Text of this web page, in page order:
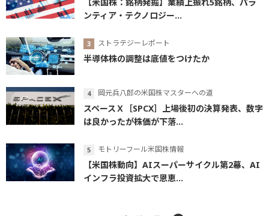
ンティア・テクノロジー...
ストラテジーレポート
半導体株の調整は底値をつけたか
岡元兵八郎の米国株マスターへの道
スペースＸ［SPCX］上場後初の決算発表、数字
は良かったが株価が下落...
モトリーフール米国株情報
【米国株動向】AIスーパーサイクル第2幕、AI
インフラ投資拡大で恩恵...